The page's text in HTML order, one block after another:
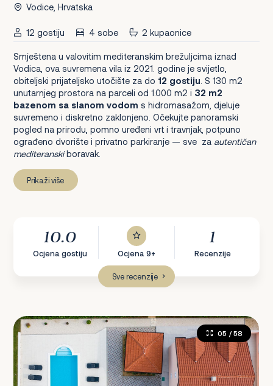
Vodice, Hrvatska
12 gostiju 4 sobe 2 kupaonice
Smještena u valovitim mediteranskim brežuljcima iznad
Vodica, ova suvremena vila iz 2021. godine je svijetlo,
obiteljski prijateljsko utočište za do 12 gostiju . S 130 m2
unutarnjeg prostora na parceli od 1.000 m2 i 32 m2
bazenom sa slanom vodom s hidromasažom, djeluje
suvremeno i diskretno zaklonjeno. Očekujte panoramski
pogled na prirodu, pomno uređeni vrt i travnjak, potpuno
ograđeno dvorište i privatno parkiranje — sve za autentičan
mediteranskiboravak.
Prikaži više
10.0
Ocjena gostiju Ocjena 9+
1
Recenzije
Sve recenzije
05 / 58